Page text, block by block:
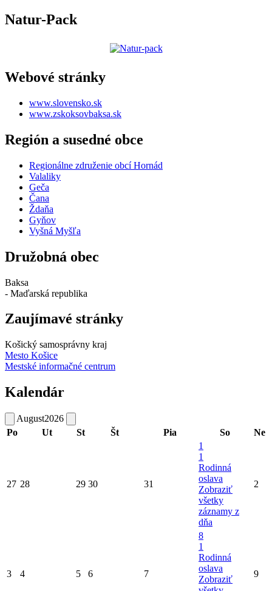
Natur-Pack
Webové stránky
www.slovensko.sk
www.zskoksovbaksa.sk
Región a susedné obce
Regionálne združenie obcí Hornád
Valaliky
Geča
Čana
Ždaňa
Gyňov
Vyšná Myšľa
Družobná obec
Baksa
- Maďarská republika
Zaujímavé stránky
Košický samosprávny kraj
Mesto Košice
Mestské informačné centrum
Kalendár
August2026
Po
Ut St Št Pia So Ne
27 28 29 30 31
1
1
Rodinná
oslava
Zobraziť
všetky
záznamy z
dňa
2
3 4 5 6 7
8
1
Rodinná
oslava
Zobraziť
9